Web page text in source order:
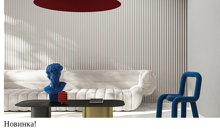
Новинка!